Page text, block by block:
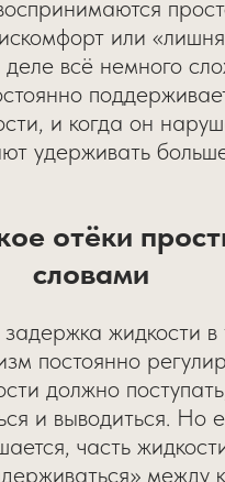
или
всё немного
и когда он
удерживать
отёки
словами
жидкости в
постоянно
должно
и выводиться. Но
часть
между